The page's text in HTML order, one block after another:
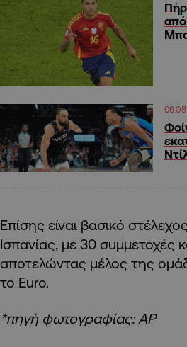
από
Επίσης είναι βασικό
Ισπανίας, με 30 συμμετοχές
αποτελώντας μέλος της
το Euro.
*πηγή φωτογραφίας: ΑΡ